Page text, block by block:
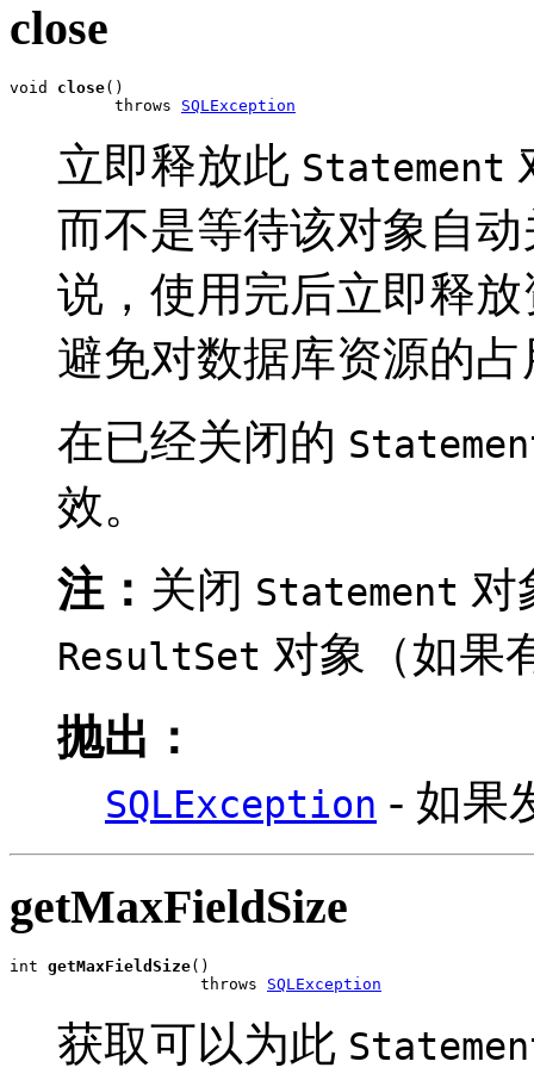
close
void close()
           throws
SQLException
立即释放此 Statement
而不是等待该对象自
说，使用完后立即释
避免对数据库资源的占
在已经关闭的
效。
注： 关闭 Statement 对
ResultSet 对象（如果
抛出：
SQLException - 如果
getMaxFieldSize
int getMaxFieldSize()
                    throws
SQLException
获取可以为此